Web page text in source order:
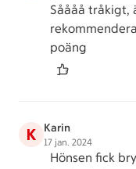
Såååå tråkigt,
poäng
K Karin
17 jan. 2024
Hönsen fick